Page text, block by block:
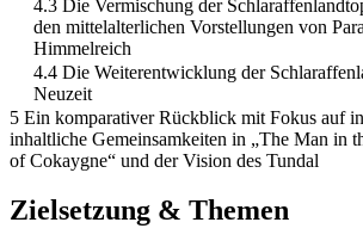
4.3 Die Vermischung der
den mittelalterlichen Vorstellungen von
Himmelreich
4.4 Die Weiterentwicklung der
Neuzeit
5 Ein komparativer Rückblick mit Fokus auf
inhaltliche Gemeinsamkeiten in „The Man in
of Cokaygne“ und der Vision des Tundal
Zielsetzung & Themen